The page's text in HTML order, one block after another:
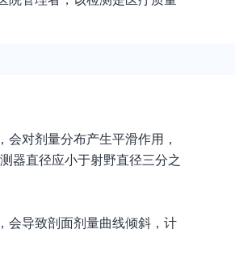
对剂量分布产生平滑作用，
器直径应小于射野直径三分之
会导致剖面剂量曲线倾斜，计